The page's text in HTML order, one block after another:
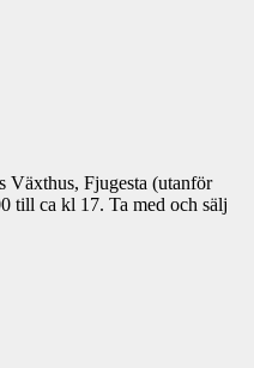
Fjugesta (utanför
till ca kl 17. Ta med och sälj